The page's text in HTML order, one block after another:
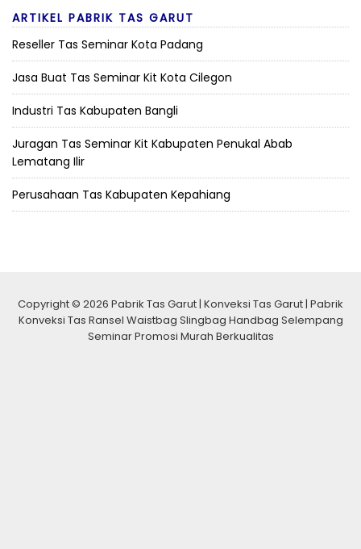
ARTIKEL PABRIK TAS GARUT
Reseller Tas Seminar Kota Padang
Jasa Buat Tas Seminar Kit Kota Cilegon
Industri Tas Kabupaten Bangli
Juragan Tas Seminar Kit Kabupaten Penukal Abab
Lematang Ilir
Perusahaan Tas Kabupaten Kepahiang
Copyright © 2026 Pabrik Tas Garut | Konveksi Tas Garut | Pabrik
Konveksi Tas Ransel Waistbag Slingbag Handbag Selempang
Seminar Promosi Murah Berkualitas